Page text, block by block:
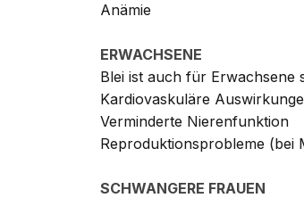
Anämie
ERWACHSENE
Blei ist auch für Erwachsene
Kardiovaskuläre
Verminderte Nierenfunktion
Reproduktionsprobleme (bei
SCHWANGERE FRAUEN